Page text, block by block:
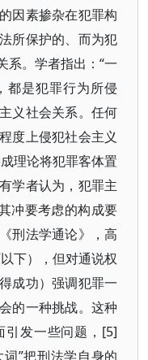
因素掺杂在犯罪构
所保护的、而为犯
系。学者指出：“一
都是犯罪行为所侵
义社会关系。任何
度上侵犯社会主义
理论将犯罪客体置
学者认为，犯罪主
冲要考虑的构成要
刑法学通论》，高
下），但对通说权
成功）强调犯罪一
的一种挑战。这种
引发一些问题，[5]
词”把刑法学自身的